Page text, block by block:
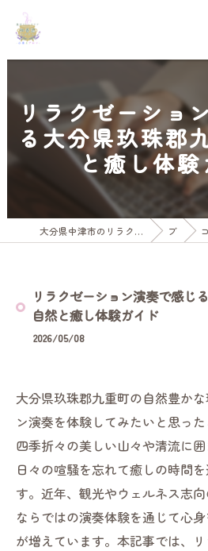
リラクゼーショ
る大分県玖珠郡
と癒し体
大分県中津市のリラクゼーションなら温活ストレスケア水素とアロマ和香温 ブログ コラム
リラクゼーション演奏で感じ
自然と癒し体験ガイド
2026/05/08
大分県玖珠郡九重町の自然豊か
ン演奏を体験してみたいと思っ
四季折々の美しい山々や清流に囲
日々の喧騒を忘れて癒しの時間
す。近年、観光やウェルネス志
ならではの演奏体験を通じて心
が増えています。本記事では、